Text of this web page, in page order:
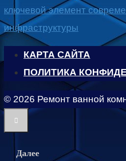
ключевой элемент
инфраструктуры
КАРТА САЙТА
ПОЛИТИКА
© 2026 Ремонт ванной
Далее